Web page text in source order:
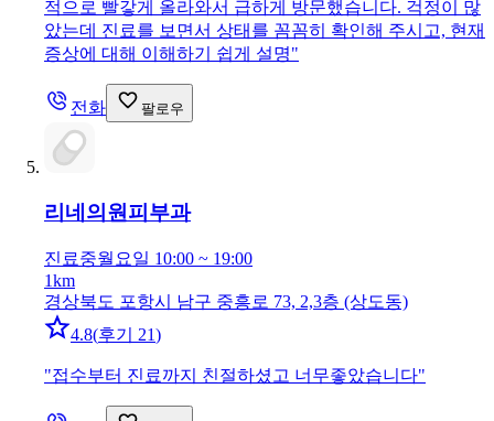
적으로 빨갛게 올라와서 급하게 방문했습니다. 걱정이 많
았는데 진료를 보면서 상태를 꼼꼼히 확인해 주시고, 현재
증상에 대해 이해하기 쉽게 설명"
전화 팔로우
리네의원 피부과
진료중월요일 10:00 ~ 19:00
1km
경상북도 포항시 남구 중흥로 73, 2,3층 (상도동)
4.8(후기 21)
"접수부터 진료까지 친절하셨고 너무좋았습니다"